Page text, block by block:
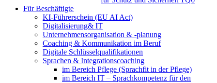
Für Beschäftigte
KI-Führerschein (EU AI Act)
Digitalisierung& IT
Unternehmensorganisation & ‑planung
Coaching & Kommunikation im Beruf
Digitale Schlüsselqualifikationen
Sprachen & Integrationscoaching
im Bereich Pflege (Sprachfit in der Pflege)
im Bereich IT – Sprachkompetenz für den